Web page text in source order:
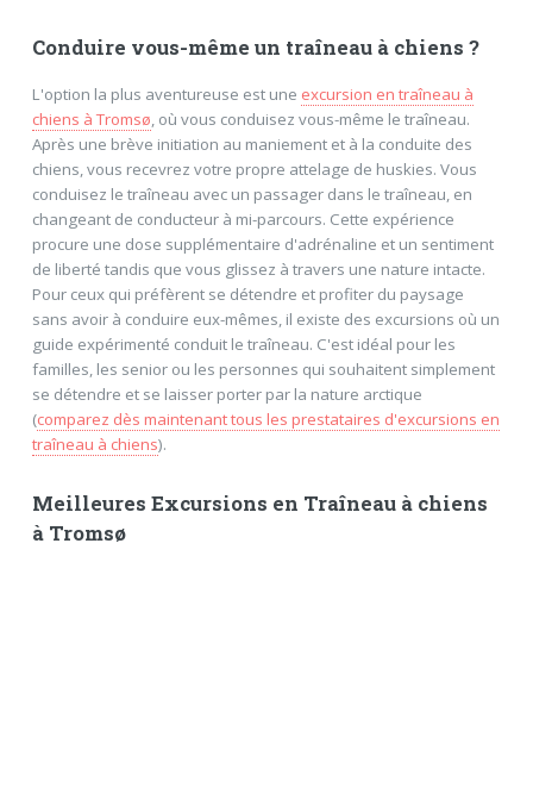
Conduire vous-même un traîneau à chiens ?
L'option la plus aventureuse est une excursion en traîneau à
chiens à Tromsø, où vous conduisez vous-même le traîneau.
Après une brève initiation au maniement et à la conduite des
chiens, vous recevrez votre propre attelage de huskies. Vous
conduisez le traîneau avec un passager dans le traîneau, en
changeant de conducteur à mi-parcours. Cette expérience
procure une dose supplémentaire d'adrénaline et un sentiment
de liberté tandis que vous glissez à travers une nature intacte.
Pour ceux qui préfèrent se détendre et profiter du paysage
sans avoir à conduire eux-mêmes, il existe des excursions où un
guide expérimenté conduit le traîneau. C'est idéal pour les
familles, les senior ou les personnes qui souhaitent simplement
se détendre et se laisser porter par la nature arctique
(comparez dès maintenant tous les prestataires d'excursions en
traîneau à chiens).
Meilleures Excursions en Traîneau à chiens
à Tromsø